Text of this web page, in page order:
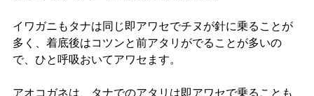
イワガニもタナは同じ即アワセでチヌが針に乗ることが
多く、着底後はコツンと前アタリがでることが多いの
で、ひと呼吸おいてアワセます。
アオコガネは、タナでのアタリは即アワセで乗ることも